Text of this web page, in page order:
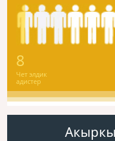
8
Чет элдик
адистер